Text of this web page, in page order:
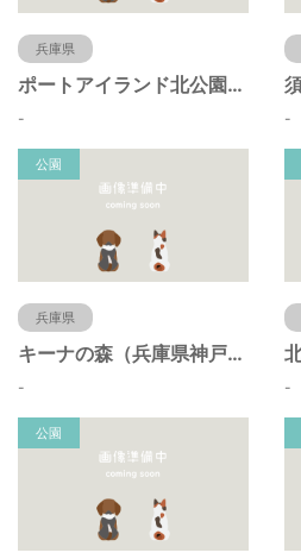
兵庫県
ポートアイランド北公園（兵庫県神戸市）
- -
公園
兵庫県
キーナの森（兵庫県神戸市）
- -
公園